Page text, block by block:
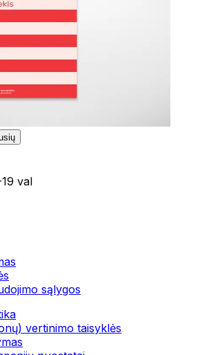
val
sąlygos
vertinimo taisyklės